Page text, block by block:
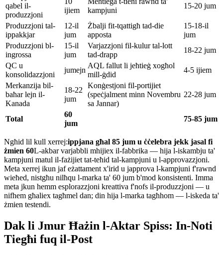
qabel il-
produzzjoni
ijiem
kampjuni
15-20 jum
Produzzjoni tal-
ippakkjar
12-il
jum
Żbalji fit-tqattigħ tad-die
apposta
15-18-il
jum
Produzzjoni bl-
ingrossa
15-il
jum
Varjazzjoni fil-kulur tal-lott
tad-drapp
18-22 jum
QC u
konsolidazzjoni
jumejn
AQL fallut li jeħtieġ xogħol
mill-ġdid
4-5 ijiem
Merkanzija bil-
baħar lejn il-
Kanada
18-22
jum
Konġestjoni fil-portijiet
(speċjalment minn Novembru
sa Jannar)
22-28 jum
Total
60
jum
75-85 jum
Ngħid lil kull xerrej:ippjana għal 85 jum u ċċelebra jekk jasal fi
żmien 60L-akbar varjabbli mhijiex il-fabbrika — hija l-iskambju ta'
kampjuni matul il-fażijiet tat-teħid tal-kampjuni u l-approvazzjoni.
Meta xerrej ikun jaf eżattament x'irid u japprova l-kampjuni f'rawnd
wieħed, nistgħu nilħqu l-marka ta' 60 jum b'mod konsistenti. Imma
meta jkun hemm esplorazzjoni kreattiva f'nofs il-produzzjoni — u
nifhem għaliex tagħmel dan; din hija l-marka tagħhom — l-iskeda ta'
żmien testendi.
Dak li Jmur Ħażin l-Aktar Spiss: In-Noti
Tiegħi fuq il-Post